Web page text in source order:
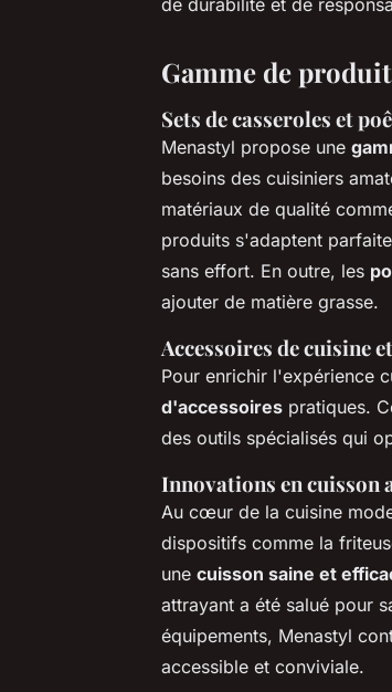
Gamme de
Sets de casseroles et
Menastyl propose une
besoins des cuisiniers
matériaux de qualité
produits s'adaptent
sans effort. En outre, les
ajouter de matière grasse.
Accessoires de cuisine
Pour enrichir l'expérience
d'accessoires pratiques.
des outils spécialisés qui
Innovations en cuisson
Au cœur de la cuisine
dispositifs comme la
une cuisson saine et
attrayant a été salué pour
équipements, Menastyl
accessible et conviviale.